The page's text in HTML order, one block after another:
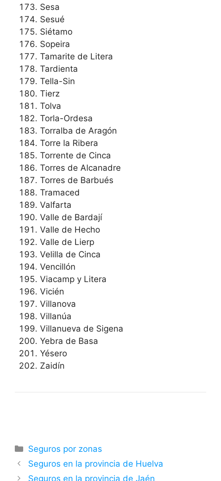
Sesa
Sesué
Siétamo
Sopeira
Tamarite de Litera
Tardienta
Tella-Sin
Tierz
Tolva
Torla-Ordesa
Torralba de Aragón
Torre la Ribera
Torrente de Cinca
Torres de Alcanadre
Torres de Barbués
Tramaced
Valfarta
Valle de Bardají
Valle de Hecho
Valle de Lierp
Velilla de Cinca
Vencillón
Viacamp y Litera
Vicién
Villanova
Villanúa
Villanueva de Sigena
Yebra de Basa
Yésero
Zaidín
Categorías
Seguros por zonas
Seguros en la provincia de Huelva
Seguros en la provincia de Jaén